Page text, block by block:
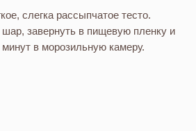
слегка рассыпчатое тесто.
шар, завернуть в пищевую пленку и
минут в морозильную камеру.